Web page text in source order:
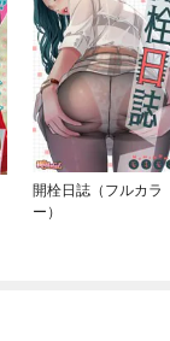
開栓日誌（フルカラ
ー）